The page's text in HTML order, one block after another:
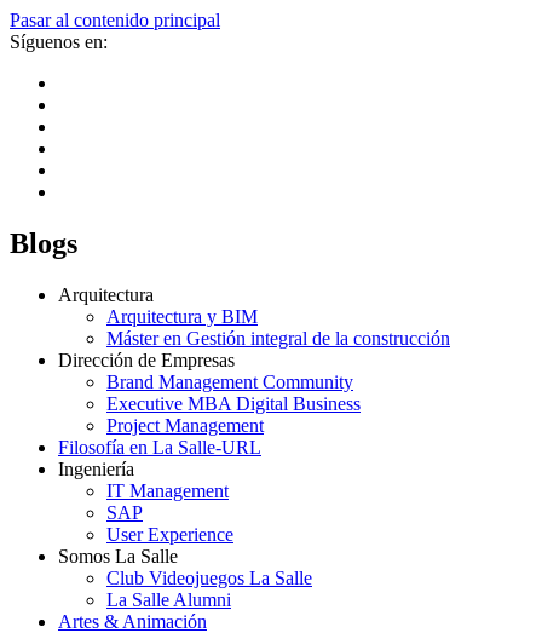
Pasar al contenido principal
Síguenos en:
Blogs
Arquitectura
Arquitectura y BIM
Máster en Gestión integral de la construcción
Dirección de Empresas
Brand Management Community
Executive MBA Digital Business
Project Management
Filosofía en La Salle-URL
Ingeniería
IT Management
SAP
User Experience
Somos La Salle
Club Videojuegos La Salle
La Salle Alumni
Artes & Animación